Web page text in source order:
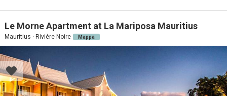
Le Morne Apartment at La Mariposa Mauritius
Mauritius · Rivière Noire Mappa